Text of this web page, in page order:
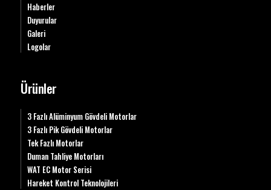
Haberler
Duyurular
Galeri
Logolar
Ürünler
3 Fazlı Alüminyum Gövdeli Motorlar
3 Fazlı Pik Gövdeli Motorlar
Tek Fazlı Motorlar
Duman Tahliye Motorları
WAT EC Motor Serisi
Hareket Kontrol Teknolojileri